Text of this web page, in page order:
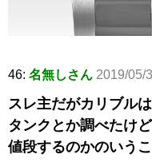
46: 名無しさん 2019/05/
スレ主だがカリブル
タンクとか調べたけ
値段するのかのいう